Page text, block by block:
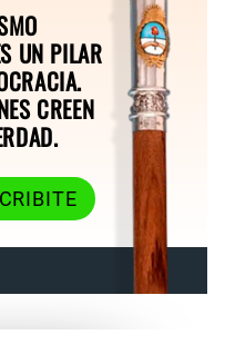
UN PILAR
CREEN